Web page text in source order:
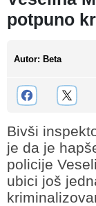
potpuno
Autor: Beta
Bivši
je da je
policije
ubici još